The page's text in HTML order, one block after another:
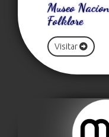
Museo
Folklore
Visitar